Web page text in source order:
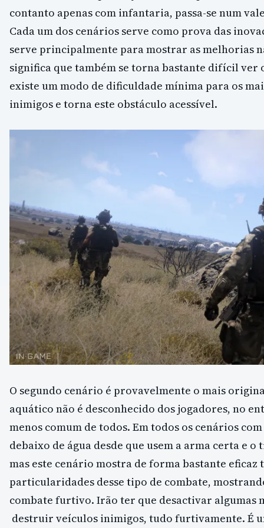
contanto apenas com infantaria, passa-se num
Cada um dos cenários serve como prova das
serve principalmente para mostrar as melhorias
significa que também se torna bastante difícil ver
existe um modo de dificuldade mínima para os
inimigos e torna este obstáculo acessível.
O segundo cenário é provavelmente o mais
aquático não é desconhecido dos jogadores, no
menos comum de todos. Em todos os cenários
debaixo de água desde que usem a arma certa e
mas este cenário mostra de forma bastante eficaz
particularidades desse tipo de combate,
combate furtivo. Irão ter que desactivar algumas
destruir veículos inimigos, tudo furtivamente. É